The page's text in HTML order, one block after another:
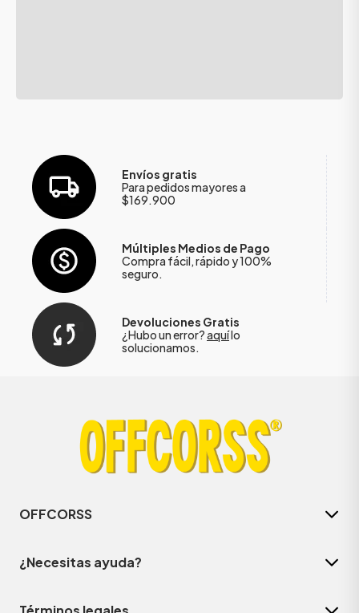
Envíos gratis
Para pedidos mayores a
$169.900
Múltiples Medios de Pago
Compra fácil, rápido y 100%
seguro.
Devoluciones Gratis
¿Hubo un error?aquílo
solucionamos.
OFFCORSS
¿Necesitas ayuda?